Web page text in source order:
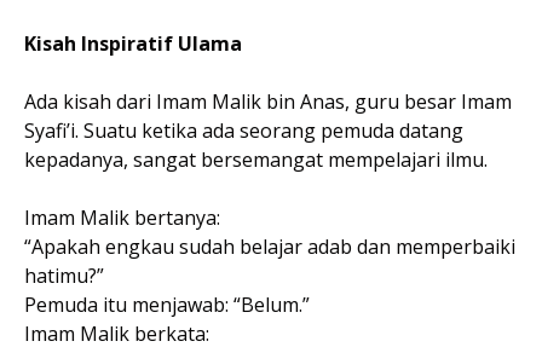
Kisah Inspiratif Ulama
Ada kisah dari Imam Malik bin Anas, guru besar Imam
Syafi’i. Suatu ketika ada seorang pemuda datang
kepadanya, sangat bersemangat mempelajari ilmu.
Imam Malik bertanya:
“Apakah engkau sudah belajar adab dan memperbaiki
hatimu?”
Pemuda itu menjawab: “Belum.”
Imam Malik berkata: